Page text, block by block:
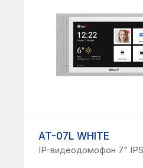
AT-07L WHITE
IP-видеодомофон 7"